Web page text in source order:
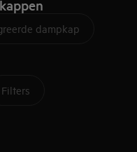
dampkap
Filters